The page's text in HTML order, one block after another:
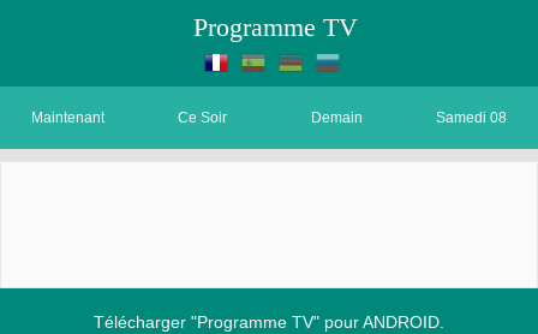
Programme TV
Maintenant Ce Soir Demain Samedi 08
Télécharger "Programme TV" pour ANDROID.